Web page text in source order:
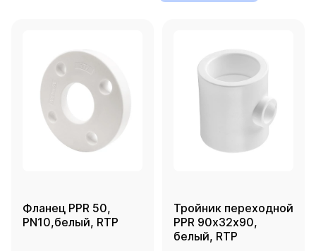
Фланец PPR 50,
PN10,белый, RTP
Тройник переходной
PPR 90х32х90,
белый, RTP